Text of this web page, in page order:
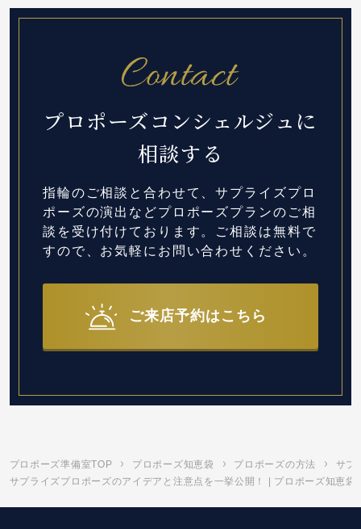
プロポーズコンシェルジュに
相談する
指輪のご相談と合わせて、サプライズプロ
ポーズの演出などプロポーズプランのご相
談を受け付けております。 ご相談は無料で
すので、お気軽にお問い合わせください。
ご来店予約はこちら
プロポーズ準備室TOP プロポーズ知恵袋 プロポーズの方法
サプ
サプライズプロポーズのアイデアと注意点を一挙公開！ | プロポーズ知恵袋